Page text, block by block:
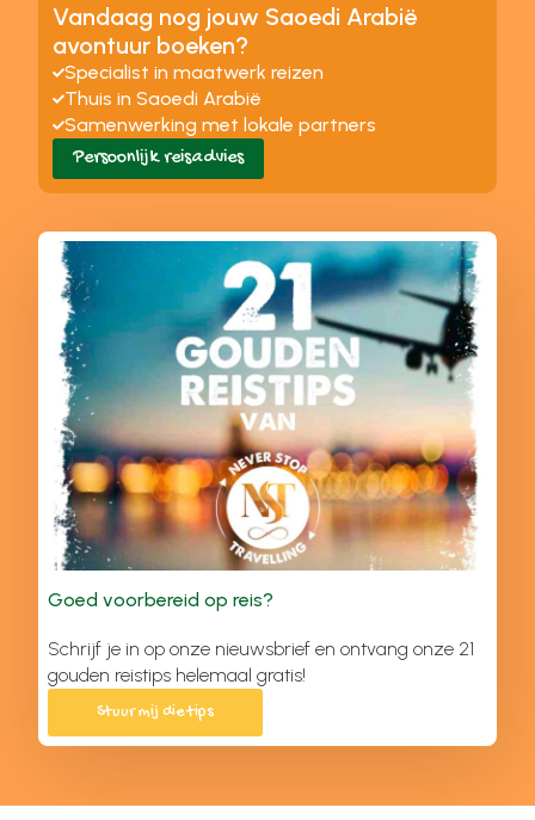
Vandaag nog jouw Saoedi Arabië
avontuur boeken?
Specialist in maatwerk reizen
Thuis in Saoedi Arabië
Samenwerking met lokale partners
Persoonlijk reisadvies
Goed voorbereid op reis?
Schrijf je in op onze nieuwsbrief en ontvang onze 21
gouden reistips helemaal gratis!
Stuur mij die tips